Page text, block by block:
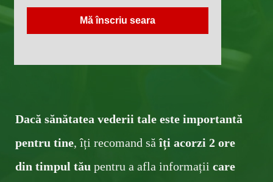
Mă înscriu seara
Dacă sănătatea vederii tale este importantă
pentru tine, îți recomand săîți acorzi ​2 ore
din timpul tău pentru a afla informații care